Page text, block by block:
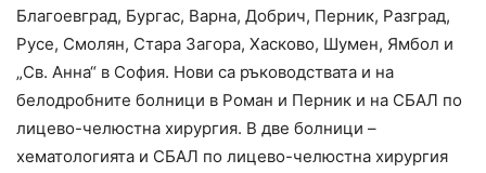
Благоевград, Бургас, Варна, Добрич, Перник, Разград,
Русе, Смолян, Стара Загора, Хасково, Шумен, Ямбол и
„Св. Анна“ в София. Нови са ръководствата и на
белодробните болници в Роман и Перник и на СБАЛ по
лицево-челюстна хирургия. В две болници –
хематологията и СБАЛ по лицево-челюстна хирургия